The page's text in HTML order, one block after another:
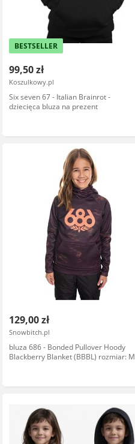
BESTSELLER
99,50 zł
Koszulkowy.pl
Six seven 67 - Italian Brainrot -
dziecięca bluza na prezent
129,00 zł
Snowbitch.pl
bluza 686 - Bonded Pullover Hoody
Blackberry Blanket (BBBL) rozmiar: M